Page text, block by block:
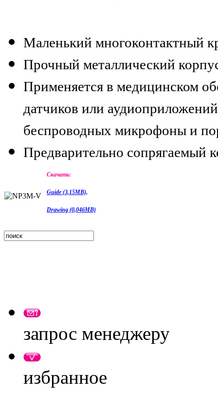
Маленький многоконтактный
Прочный металлический
Применяется в медицинском
датчиков или
беспроводных микрофоны и
Предварительно сопрягаемый
Скачать:
Guide (3,15MB),
Drawing (0,046MB)
запрос менеджеру
избранное